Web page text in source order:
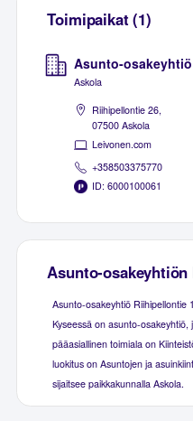
Toimipaikat (1)
Asunto-
Askola
Riihipellontie 26,
07500 Askola
Leivonen.com
+358503375770
ID: 6000100061
Asunto-osakeyhtiön
Asunto-osakeyhtiö Riihipellontie
Kyseessä on asunto-
pääasiallinen toimiala on
luokitus on Asuntojen ja
sijaitsee paikkakunnalla Askola.